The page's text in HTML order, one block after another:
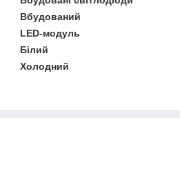
Вбудований
LED-модуль
Білий
Холодний